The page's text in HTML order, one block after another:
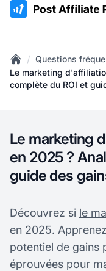
:site.title
Home
/ Questions
Le marketing
complète du ROI et
Le marketing
en 2025 ?
guide des
Découvrez si le
en 2025.
potentiel de gains
éprouvées pour